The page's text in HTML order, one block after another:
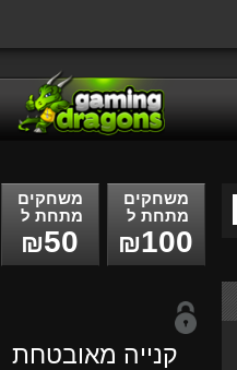
משחקים
מתחת ל
₪50
משחקים
מתחת ל
₪100
קנייה מאובטחת